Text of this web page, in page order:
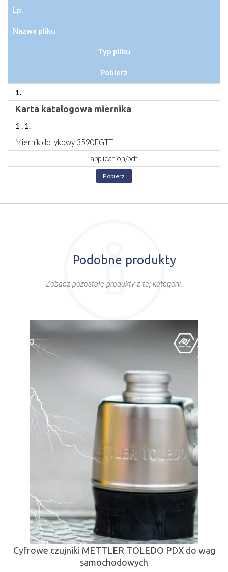
Lp.
Nazwa pliku
Typ pliku
Pobierz
1.
Karta katalogowa miernika
1 . 1.
Miernik dotykowy 3590EGTT
application/pdf
Pobierz
Podobne produkty
Zobacz pozostałe produkty z tej kategorii.
Cyfrowe czujniki METTLER TOLEDO PDX do wag
samochodowych